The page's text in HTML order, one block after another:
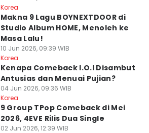
Korea
Makna 9 Lagu BOYNEXTDOOR di
Studio Album HOME, Menoleh ke
Masa Lalu!
10 Jun 2026, 09:39 WIB
Korea
Kenapa Comeback I.O.I Disambut
Antusias dan Menuai Pujian?
04 Jun 2026, 09:36 WIB
Korea
9 Group TPop Comeback di Mei
2026, 4EVE Rilis Dua Single
02 Jun 2026, 12:39 WIB